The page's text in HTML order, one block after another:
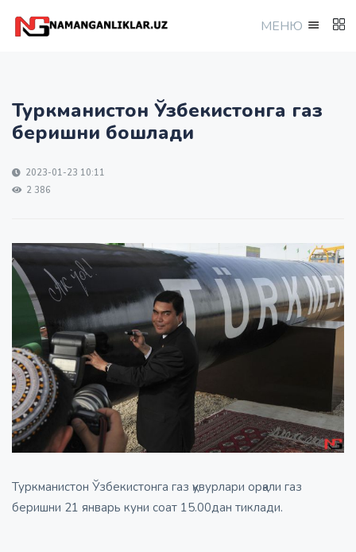
МEНЮ
Туркманистон Ўзбекистонга газ
беришни бошлади
2023-01-23 10:11
2 386
Туркманистон Ўзбекистонга газ қувурлари орқали газ
беришни 21 январь куни соат 15.00дан тиклади.